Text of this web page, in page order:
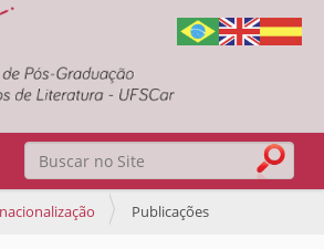
Busca
Busca Avançada…Publicações